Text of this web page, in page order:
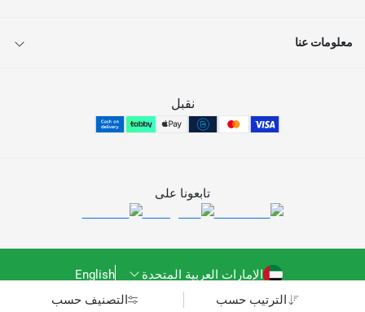
الترتيب حسب التصنيف حسب
معلومات عنا
نقبل
تابعونا على
الإمارات العربية المتحدة English